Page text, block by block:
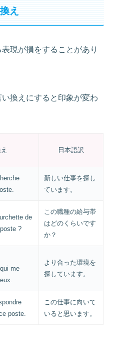
え
現が損をすることがあり
換えにすると印象が変わ
日本語訳
新しい仕事を探し
ています。
de
?
この職種の給与帯
はどのくらいです
か？
me
より合った環境を
探しています。
poste.
この仕事に向いて
いると思います。